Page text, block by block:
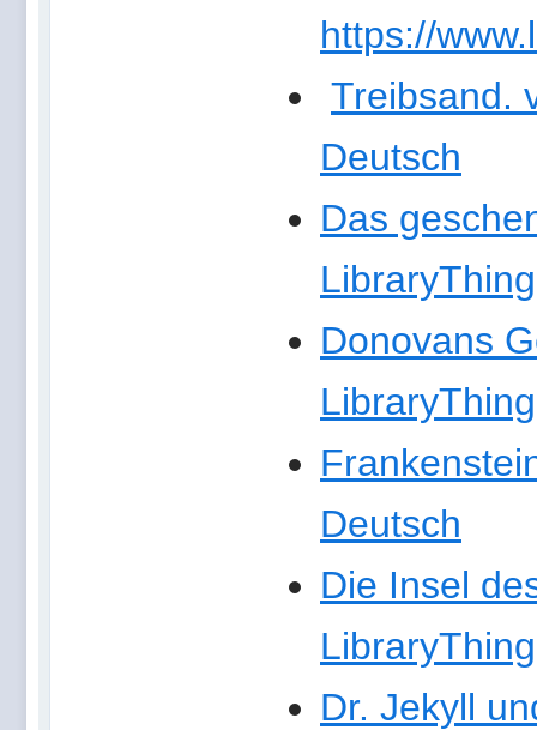
https://
Treibsand.
Deutsch
Das
Donovans
Deutsch
Die Insel
Dr. Jekyll